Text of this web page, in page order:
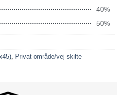
40%
50%
Privat område/vej skilte